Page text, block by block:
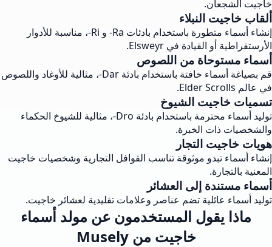
خاجيت الشجعان.
ألقاب خاجيت النبلاء
إنشاء أسماء متطورة باستخدام بادئات Ra- و Ri-، مناسبة للأدوار
الأرستقراطية أو القيادة في Elsweyr.
أسماء مستوحاة من اللصوص
قم بصياغة أسماء خافتة باستخدام بادئة Dar-، مثالية للأوغاد واللصوص
في عالم Elder Scrolls.
تسميات خاجيت الشيوخ
توليد أسماء محترمة باستخدام بادئة Dro-، مثالية للشيوخ الحكماء
والشخصيات ذات الخبرة.
هويات خاجيت التجار
إنشاء أسماء تبدو موثوقة تناسب القوافل التجارية وشخصيات خاجيت
المعنية بالتجارة.
أسماء مستندة إلى العشائر
توليد أسماء عائلية تضم عناصر وعلامات تقليدية لعشائر خاجيت.
ماذا يقول المستخدمون عن مولد أسماء
خاجيت من Musely